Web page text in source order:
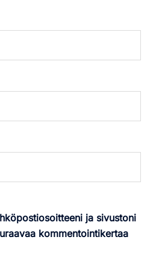
ja sivustoni
kommentointikertaa